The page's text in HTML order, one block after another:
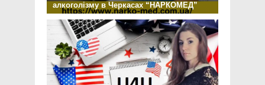
алкоголізму в Черкасах “НАРКОМЕД”